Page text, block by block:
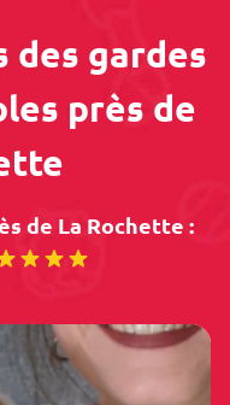
des gardes
près de
de La Rochette :